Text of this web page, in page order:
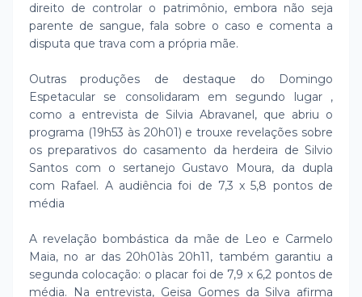
direito de controlar o patrimônio, embora não seja
parente de sangue, fala sobre o caso e comenta a
disputa que trava com a própria mãe.
Outras produções de destaque do Domingo
Espetacular se consolidaram em segundo lugar ,
como a entrevista de Silvia Abravanel, que abriu o
programa (19h53 às 20h01) e trouxe revelações sobre
os preparativos do casamento da herdeira de Silvio
Santos com o sertanejo Gustavo Moura, da dupla
com Rafael. A audiência foi de 7,3 x 5,8 pontos de
média
A revelação bombástica da mãe de Leo e Carmelo
Maia, no ar das 20h01às 20h11, também garantiu a
segunda colocação: o placar foi de 7,9 x 6,2 pontos de
média. Na entrevista, Geisa Gomes da Silva afirma